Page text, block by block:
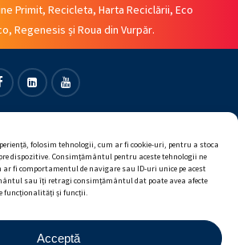
folosim tehnologii, cum ar fi cookie-uri, pentru a stoca
dispozitive. Consimțământul pentru aceste tehnologii ne
ar fi comportamentul de navigare sau ID-uri unice pe acest
sau îți retragi consimțământul dat poate avea afecte
funcționalități și funcții.
Acceptă
Primit, Recicleta, Harta Reciclării, Eco
Regenesis și Roua din Vurpăr.
LinkedinYoutube